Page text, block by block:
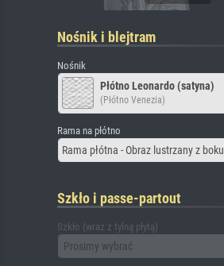
Nośnik i blejtram
Nośnik
Płótno Leonardo (satyna)
(Płótno Venezia)
Rama na płótno
Rama płótna - Obraz lustrzany z boku
Szkło i passe-partout
Szkło (wraz z tylną płytą)
Prosimy wybrać